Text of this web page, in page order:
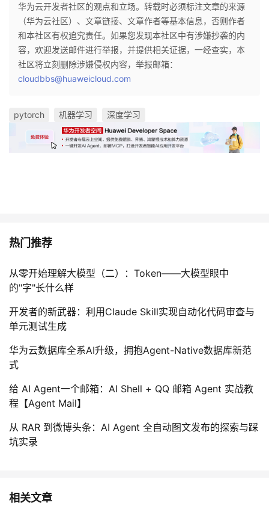
华为云开发者社区的观点和立场。转载时必须标注文章的来源
（华为云社区）、文章链接、文章作者等基本信息，否则作者
和本社区有权追究责任。如果您发现本社区中有涉嫌抄袭的内
容，欢迎发送邮件进行举报，并提供相关证据，一经查实，本
社区将立刻删除涉嫌侵权内容，举报邮箱：
cloudbbs@huaweicloud.com
pytorch 机器学习 深度学习
热门推荐
从零开始理解大模型（二）：Token——大模型眼中
的"字"长什么样
开发者的新武器：利用Claude Skill实现自动化代码审查与
单元测试生成
华为云数据库全系AI升级，拥抱Agent-Native数据库新范
式
给 AI Agent一个邮箱：AI Shell + QQ 邮箱 Agent 实战教
程【Agent Mail】
从 RAR 到微博头条：AI Agent 全自动图文发布的探索与踩
坑实录
相关文章